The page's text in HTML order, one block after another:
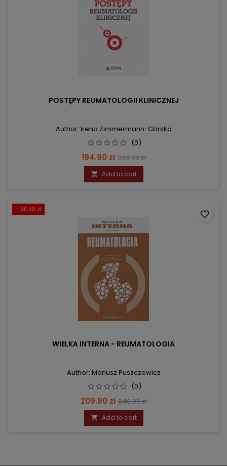
POSTĘPY REUMATOLOGII KLINICZNEJ
Author: Irena Zimmermann-Górska
(0)
Price
194.90 zł Regular
price
229.00 zł
 Add to cart
- 30.10 zł
WIELKA INTERNA - REUMATOLOGIA
Author: Mariusz Puszczewicz
(0)
Price
209.90 zł Regular
price
240.00 zł
 Add to cart
favorite_border